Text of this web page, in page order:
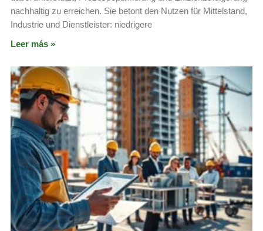
nachhaltig zu erreichen. Sie betont den Nutzen für Mittelstand,
Industrie und Dienstleister: niedrigere
Leer más »